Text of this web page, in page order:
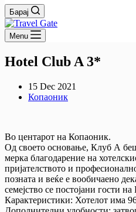
Барај
Menu
Hotel Club A 3*
15 Dec 2021
Копаоник
Во центарот на Копаоник.
Од своето основање, Клуб А
мерка благодарение на
пријателството и
позната и веќе е вообичаено
семејство се постојани гости
Карактеристики: Хотелот има